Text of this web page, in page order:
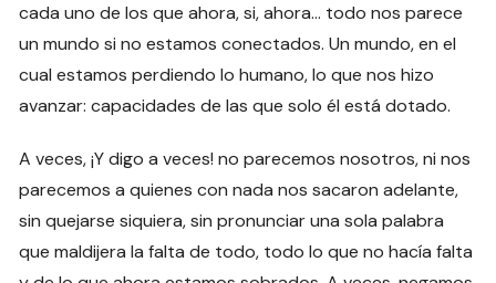
cada uno de los que ahora, si, ahora… todo nos parece
un mundo si no estamos conectados. Un mundo, en el
cual estamos perdiendo lo humano, lo que nos hizo
avanzar: capacidades de las que solo él está dotado.
A veces, ¡Y digo a veces! no parecemos nosotros, ni nos
parecemos a quienes con nada nos sacaron adelante,
sin quejarse siquiera, sin pronunciar una sola palabra
que maldijera la falta de todo, todo lo que no hacía falta